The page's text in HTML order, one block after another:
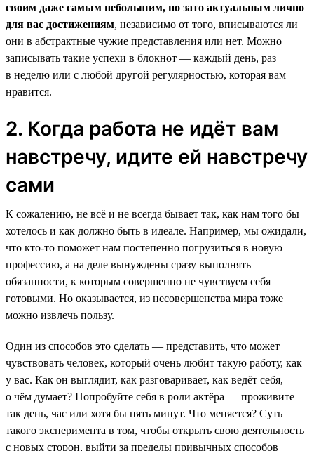
своим даже самым небольшим, но зато актуальным лично
для вас достижениям, независимо от того, вписываются ли
они в абстрактные чужие представления или нет. Можно
записывать такие успехи в блокнот — каждый день, раз
в неделю или с любой другой регулярностью, которая вам
нравится.
2. Когда работа не идёт вам
навстречу, идите ей навстречу
сами
К сожалению, не всё и не всегда бывает так, как нам того бы
хотелось и как должно быть в идеале. Например, мы ожидали,
что кто-то поможет нам постепенно погрузиться в новую
профессию, а на деле вынуждены сразу выполнять
обязанности, к которым совершенно не чувствуем себя
готовыми. Но оказывается, из несовершенства мира тоже
можно извлечь пользу.
Один из способов это сделать — представить, что может
чувствовать человек, который очень любит такую работу, как
у вас. Как он выглядит, как разговаривает, как ведёт себя,
о чём думает? Попробуйте себя в роли актёра — проживите
так день, час или хотя бы пять минут. Что меняется? Суть
такого эксперимента в том, чтобы открыть свою деятельность
с новых сторон, выйти за пределы привычных способов